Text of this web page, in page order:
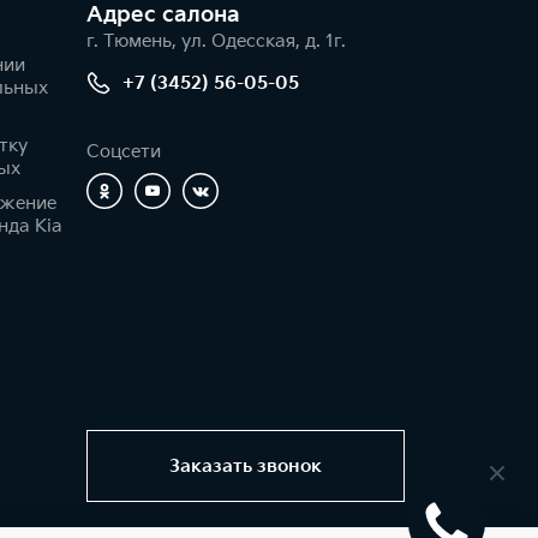
Kia
Адрес салонa
г. Тюмень, ул. Одесская, д. 1г.
+7 (3452) 56-05-05
Соцсети
Заказать звонок